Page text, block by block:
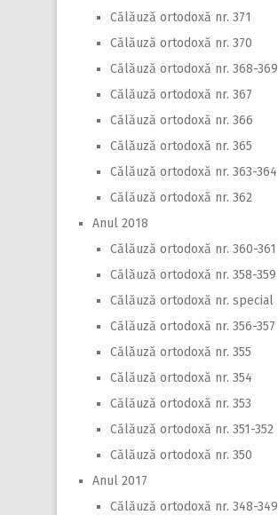
Călăuză ortodoxă nr. 371
Călăuză ortodoxă nr. 370
Călăuză ortodoxă nr. 368-369
Călăuză ortodoxă nr. 367
Călăuză ortodoxă nr. 366
Călăuză ortodoxă nr. 365
Călăuză ortodoxă nr. 363-364
Călăuză ortodoxă nr. 362
Anul 2018
Călăuză ortodoxă nr. 360-361
Călăuză ortodoxă nr. 358-359
Călăuză ortodoxă nr. special
Călăuză ortodoxă nr. 356-357
Călăuză ortodoxă nr. 355
Călăuză ortodoxă nr. 354
Călăuză ortodoxă nr. 353
Călăuză ortodoxă nr. 351-352
Călăuză ortodoxă nr. 350
Anul 2017
Călăuză ortodoxă nr. 348-349